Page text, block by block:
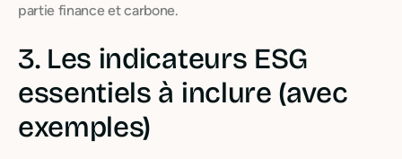
partie finance et carbone.
3. Les indicateurs ESG
essentiels à inclure (avec
exemples)